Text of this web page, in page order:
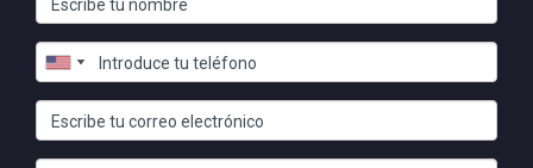
Si bien no es un restaurante tradicional, Chocolate Café es
una joya en Punta Cana que no se puede pasar por alto. Este
café ofrece una variedad de postres y bebidas a base de
chocolate que deleitan a los amantes del dulce. Desde
helados artesanales hasta cafés gourmet, este lugar es